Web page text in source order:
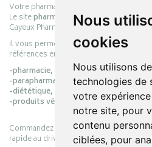
Nous
cookies
Nous utilisons
technologies de
votre
notre site, pour
contenu
ciblées, pour
Votre pharmacie en ligne :
Le sitepharmacie-cayeux.frest le
Cayeux Pharmabest Berck-sur-Mer –
Il vous permet de réaliser vos achats en
références en :
-pharmacie,
-parapharmacie,
-diététique,
-produits vétérinaires.
Commandez simplement vos produits
rapide au drive ou la livraison à